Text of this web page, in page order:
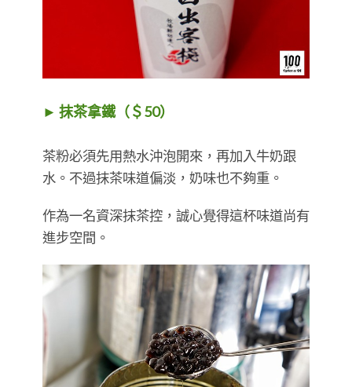
► 抹茶拿鐵（＄50）
茶粉必須先用熱水沖泡開來，再加入牛奶跟
水。不過抹茶味道偏淡，奶味也不夠重。
作為一名資深抹茶控，誠心覺得這杯味道尚有
進步空間。